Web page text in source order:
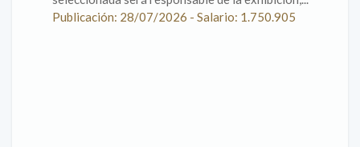
Publicación: 28/07/2026 - Salario: 1.750.905